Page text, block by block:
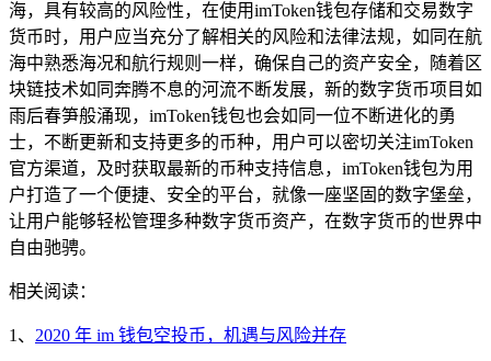
海，具有较高的风险性，在使用imToken钱包存储和交易数字
货币时，用户应当充分了解相关的风险和法律法规，如同在航
海中熟悉海况和航行规则一样，确保自己的资产安全，随着区
块链技术如同奔腾不息的河流不断发展，新的数字货币项目如
雨后春笋般涌现，imToken钱包也会如同一位不断进化的勇
士，不断更新和支持更多的币种，用户可以密切关注imToken
官方渠道，及时获取最新的币种支持信息，imToken钱包为用
户打造了一个便捷、安全的平台，就像一座坚固的数字堡垒，
让用户能够轻松管理多种数字货币资产，在数字货币的世界中
自由驰骋。
相关阅读：
1、 2020 年 im 钱包空投币，机遇与风险并存